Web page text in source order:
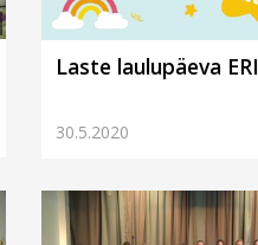
Laste laulupäeva ERI
30.5.2020